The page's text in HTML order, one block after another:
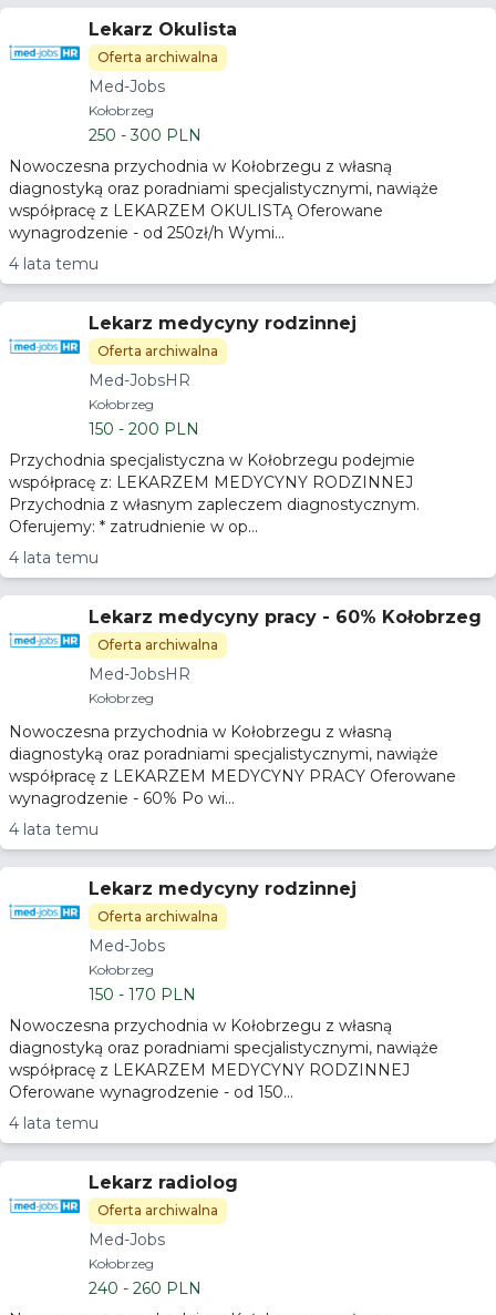
Lekarz Okulista
Oferta archiwalna
Med-Jobs
Kołobrzeg
250 - 300 PLN
Nowoczesna przychodnia w Kołobrzegu z własną
diagnostyką oraz poradniami specjalistycznymi, nawiąże
współpracę z LEKARZEM OKULISTĄ Oferowane
wynagrodzenie - od 250zł/h Wymi...
4 lata temu
Lekarz medycyny rodzinnej
Oferta archiwalna
Med-JobsHR
Kołobrzeg
150 - 200 PLN
Przychodnia specjalistyczna w Kołobrzegu podejmie
współpracę z: LEKARZEM MEDYCYNY RODZINNEJ
Przychodnia z własnym zapleczem diagnostycznym.
Oferujemy: * zatrudnienie w op...
4 lata temu
Lekarz medycyny pracy - 60% Kołobrzeg
Oferta archiwalna
Med-JobsHR
Kołobrzeg
Nowoczesna przychodnia w Kołobrzegu z własną
diagnostyką oraz poradniami specjalistycznymi, nawiąże
współpracę z LEKARZEM MEDYCYNY PRACY Oferowane
wynagrodzenie - 60% Po wi...
4 lata temu
Lekarz medycyny rodzinnej
Oferta archiwalna
Med-Jobs
Kołobrzeg
150 - 170 PLN
Nowoczesna przychodnia w Kołobrzegu z własną
diagnostyką oraz poradniami specjalistycznymi, nawiąże
współpracę z LEKARZEM MEDYCYNY RODZINNEJ
Oferowane wynagrodzenie - od 150...
4 lata temu
Lekarz radiolog
Oferta archiwalna
Med-Jobs
Kołobrzeg
240 - 260 PLN